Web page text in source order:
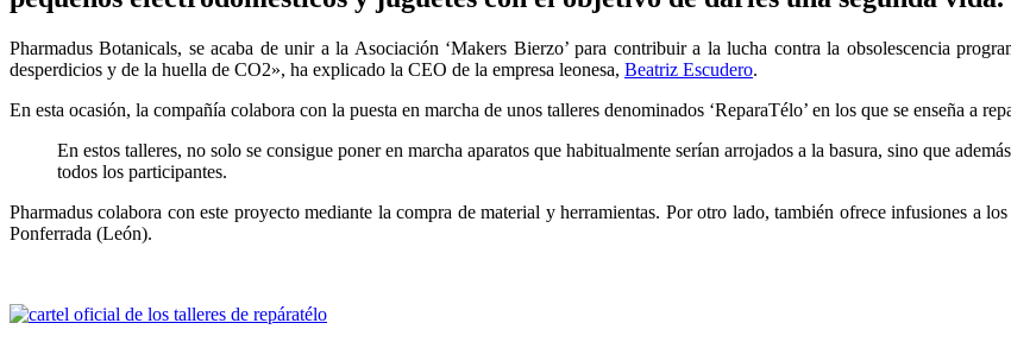
Pharmadus Botanicals, se acaba de unir a la Asociación ‘Makers Bierzo’ para contribuir a la lucha contra la obsolescencia
desperdicios y de la huella de CO2», ha explicado la CEO de la empresa leonesa, Beatriz Escudero.
En esta ocasión, la compañía colabora con la puesta en marcha de unos talleres denominados ‘ReparaTélo’ en los que se enseña a
En estos talleres, no solo se consigue poner en marcha aparatos que habitualmente serían arrojados a la basura, sino que
todos los participantes.
Pharmadus colabora con este proyecto mediante la compra de material y herramientas. Por otro lado, también ofrece infusiones a
Ponferrada (León).